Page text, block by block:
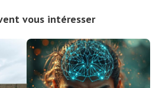
vous intéresser